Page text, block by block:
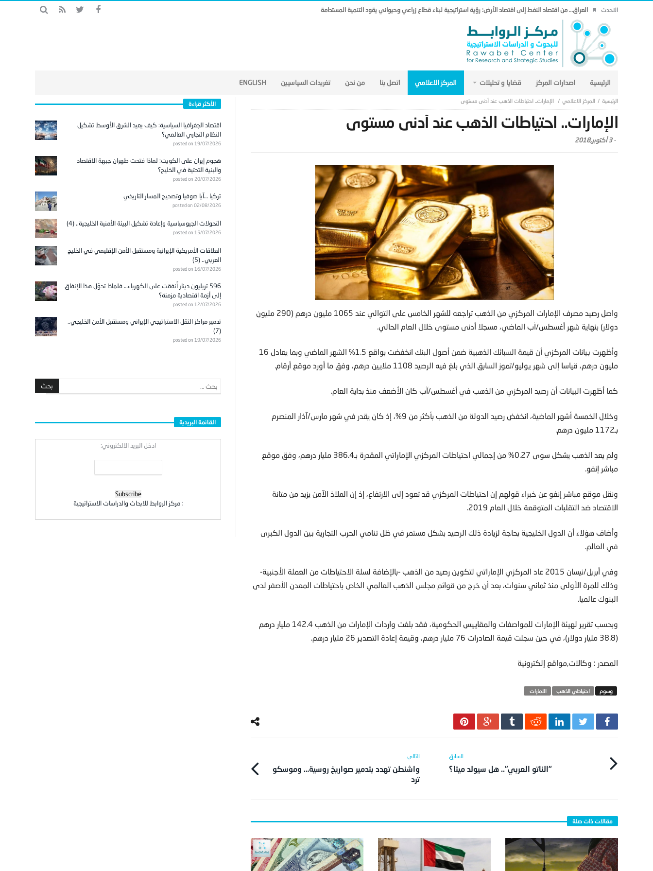
الاحدث العراق… من اقتصاد النفط إلى اقتصاد الأرض: رؤية استراتيجية لبناء قطاع زراعي وحيواني يقود التنمية المستدامة
الرئيسية اصدارات المركز قضايا و تحليلات المركز الاعلامي اتصل بنا من نحن تغريدات السياسيين ENGLISH
المركز الاعلامي الإمارات.. احتياطات الذهب عند أدنى مستوى
الإمارات.. احتياطات الذهب عند أدنى مستوى
-3 أكتوبر,2018
واصل رصيد مصرف الإمارات المركزي من الذهب تراجعه للشهر الخامس على التوالي عند 1065 مليون درهم (290 مليون
دولار) بنهاية شهر أغسطس/آب الماضي، مسجلا أدنى مستوى خلال العام الحالي.
وأظهرت بيانات المركزي أن قيمة السبائك الذهبية ضمن أصول البنك انخفضت بواقع 1.5% الشهر الماضي وبما يعادل 16
مليون درهم، قياسا إلى شهر يوليو/تموز السابق الذي بلغ فيه الرصيد 1108 ملايين درهم، وفق ما أورد موقع أرقام.
كما أظهرت البيانات أن رصيد المركزي من الذهب في أغسطس/آب كان الأضعف منذ بداية العام.
وخلال الخمسة أشهر الماضية، انخفض رصيد الدولة من الذهب بأكثر من 9%، إذ كان يقدر في شهر مارس/آذار المنصرم
بـ1172 مليون درهم.
ولم يعد الذهب يشكل سوى 0.27% من إجمالي احتياطات المركزي الإماراتي المقدرة بـ386.4 مليار درهم، وفق موقع
مباشر إنفو.
ونقل موقع مباشر إنفو عن خبراء قولهم إن احتياطات المركزي قد تعود إلى الارتفاع، إذ إن الملاذ الآمن يزيد من متانة
الاقتصاد ضد التقلبات المتوقعة خلال العام 2019.
وأضاف هؤلاء أن الدول الخليجية بحاجة لزيادة ذلك الرصيد بشكل مستمر في ظل تنامي الحرب التجارية بين الدول الكبرى
في العالم.
وفي أبريل/نيسان 2015 عاد المركزي الإماراتي لتكوين رصيد من الذهب -بالإضافة لسلة الاحتياطات من العملة الأجنبية-
وذلك للمرة الأولى منذ ثماني سنوات، بعد أن خرج من قوائم مجلس الذهب العالمي الخاص باحتياطات المعدن الأصفر لدى
البنوك عالميا.
وبحسب تقرير لهيئة الإمارات للمواصفات والمقاييس الحكومية، فقد بلغت واردات الإمارات من الذهب 142.4 مليار درهم
(38.8 مليار دولار)، في حين سجلت قيمة الصادرات 76 مليار درهم، وقيمة إعادة التصدير 26 مليار درهم.
المصدر : وكالات,مواقع إلكترونية
احتياطي الذهب الامارات‬ ‫
“الناتو العربي”.. هل سيولد ميتا؟
واشنطن تهدد بتدمير صواريخ روسية… وموسكو
ترد
الأكثر قراءة
اقتصاد الجغرافيا السياسية: كيف يعيد الشرق الأوسط تشكيل
النظام التجاري العالمي؟
posted on 19/07/2026
هجوم إيران على الكويت: لماذا فتحت طهران جبهة الاقتصاد
والبنية التحتية في الخليج؟
posted on 20/07/2026
تركيا …آيا صوفيا وتصحيح المسار التاريخي
posted on 02/08/2026
التحولات الجيوسياسية وإعادة تشكيل البيئة الأمنية الخليجية.. (4)
posted on 15/07/2026
العلاقات الأمريكية الإيرانية ومستقبل الأمن الإقليمي في الخليج
العربي.. (5)
posted on 16/07/2026
596 تريليون دينار أُنفقت على الكهرباء… فلماذا تحوّل هذا الإنفاق
إلى أزمة اقتصادية مزمنة؟
posted on 12/07/2026
تدمير مراكز الثقل الاستراتيجي الإيراني ومستقبل الأمن الخليجي..
(7)
posted on 19/07/2026
القائمة البريدية
ادخل البريد الالكتروني:
:مركز الروابط للابحاث والدراسات الاستراتيجية